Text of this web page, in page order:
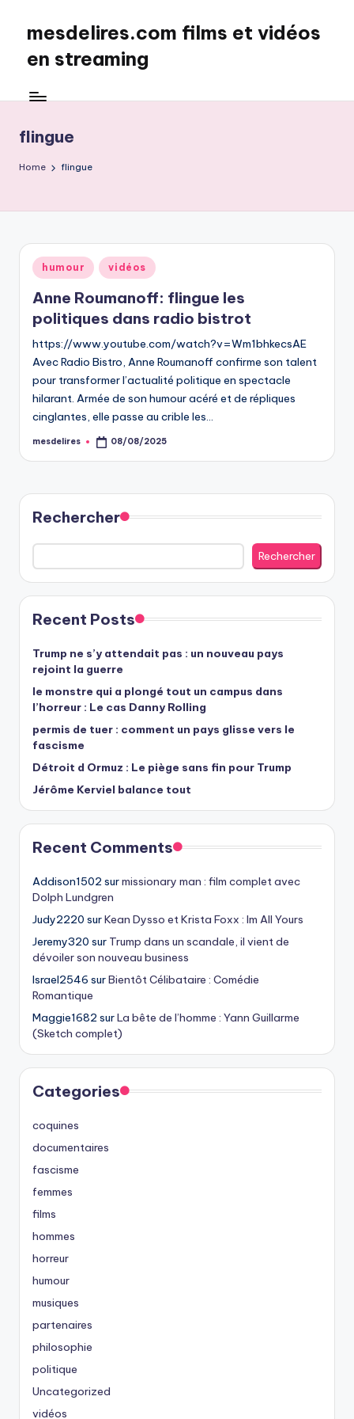
content
mesdelires.com films et vidéos
en streaming
:
et
complet
français
flingue
Home flingue
Posted
in
humour vidéos
Anne Roumanoff: flingue les
politiques dans radio bistrot
https://www.youtube.com/watch?v=Wm1bhkecsAE
Avec Radio Bistro, Anne Roumanoff confirme son talent
pour transformer l’actualité politique en spectacle
hilarant. Armée de son humour acéré et de répliques
cinglantes, elle passe au crible les…
Posted
mesdelires 08/08/2025
Rechercher
Rechercher
Recent Posts
Trump ne s’y attendait pas : un nouveau pays
rejoint la guerre
le monstre qui a plongé tout un campus dans
l’horreur : Le cas Danny Rolling
permis de tuer : comment un pays glisse vers le
fascisme
Détroit d Ormuz : Le piège sans fin pour Trump
Jérôme Kerviel balance tout
Recent Comments
Addison1502 surmissionary man : film complet avec
Dolph Lundgren
Judy2220 surKean Dysso et Krista Foxx : Im All Yours
Jeremy320 sur Trump dans un scandale, il vient de
dévoiler son nouveau business
Israel2546 surBientôt Célibataire : Comédie
Romantique
Maggie1682 surLa bête de l’homme : Yann Guillarme
(Sketch complet)
Categories
coquines
documentaires
fascisme
femmes
films
hommes
horreur
humour
musiques
partenaires
philosophie
politique
Uncategorized
vidéos